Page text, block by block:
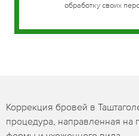
обработку своих
Коррекция бровей в
процедура, направленная